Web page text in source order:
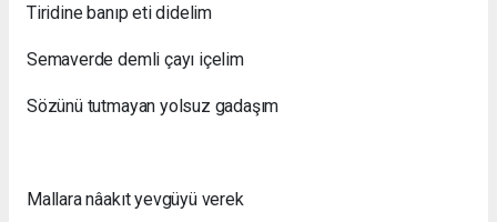
Tiridine banıp eti didelim
Semaverde demli çayı içelim
Sözünü tutmayan yolsuz gadaşım
Mallara nâakıt yevgüyü verek